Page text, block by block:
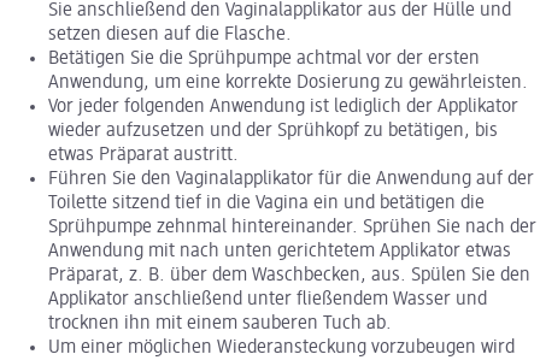
Sie anschließend den Vaginalapplikator aus der Hülle und
setzen diesen auf die Flasche.
Betätigen Sie die Sprühpumpe achtmal vor der ersten
Anwendung, um eine korrekte Dosierung zu gewährleisten.
Vor jeder folgenden Anwendung ist lediglich der Applikator
wieder aufzusetzen und der Sprühkopf zu betätigen, bis
etwas Präparat austritt.
Führen Sie den Vaginalapplikator für die Anwendung auf der
Toilette sitzend tief in die Vagina ein und betätigen die
Sprühpumpe zehnmal hintereinander. Sprühen Sie nach der
Anwendung mit nach unten gerichtetem Applikator etwas
Präparat, z. B. über dem Waschbecken, aus. Spülen Sie den
Applikator anschließend unter fließendem Wasser und
trocknen ihn mit einem sauberen Tuch ab.
Um einer möglichen Wiederansteckung vorzubeugen wird